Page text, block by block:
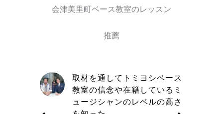
会津美里町ベース教室のレッスン
推薦
取材を通してトミヨシベース
教室の信念や在籍しているミ
ュージシャンのレベルの高さ